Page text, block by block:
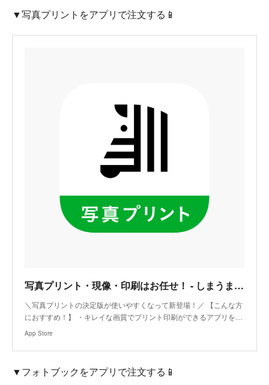
▼写真プリントをアプリで注文する📱
‎写真プリント・現像・印刷はお任せ！ - しまうまプリント
‎＼写真プリントの決定版が使いやすくなって新登場！／ 【こんな方
におすすめ！】 ・キレイな画質でプリント印刷ができるアプリを…
App Store
▼フォトブックをアプリで注文する📱